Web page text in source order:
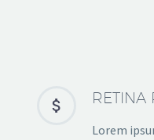

 RETINA
Lorem